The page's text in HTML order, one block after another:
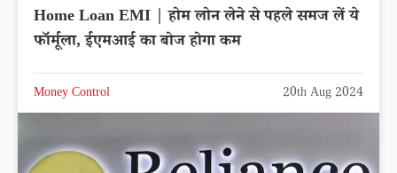
Home Loan EMI | होम लोन लेने से पहले समज लें ये
फॉर्मूला, ईएमआई का बोज होगा कम
Money Control 20th Aug 2024